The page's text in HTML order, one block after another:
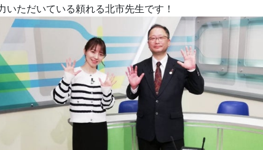
いただいている頼れる北市先生です！